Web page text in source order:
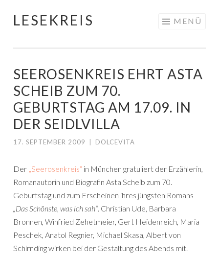
Springe
LESEKREIS MENÜ
SEEROSENKREIS EHRT ASTA
SCHEIB ZUM 70.
GEBURTSTAG AM 17.09. IN
DER SEIDLVILLA
17. SEPTEMBER 2009 DOLCEVITA
Der „Seerosenkreis“ in München gratuliert der Erzählerin,
Romanautorin und Biografin Asta Scheib zum 70.
Geburtstag und zum Erscheinen ihres jüngsten Romans
„Das Schönste, was ich sah“. Christian Ude, Barbara
Bronnen, Winfried Zehetmeier, Gert Heidenreich, Maria
Peschek, Anatol Regnier, Michael Skasa, Albert von
Schirnding wirken bei der Gestaltung des Abends mit.